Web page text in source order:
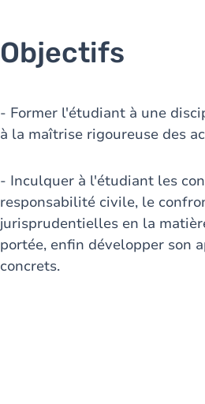
Objectifs
- Former l'étudiant à une
à la maîtrise rigoureuse des
- Inculquer à l'étudiant les
responsabilité civile, le
jurisprudentielles en la
portée, enfin développer son
concrets.